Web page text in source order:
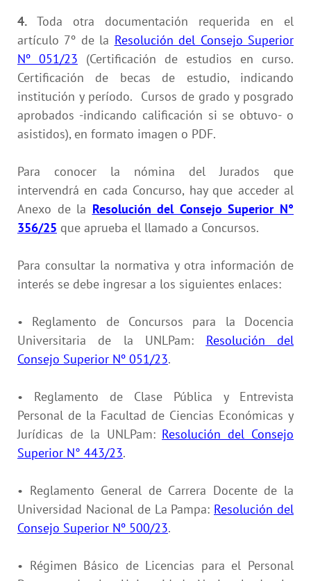
4. Toda otra documentación requerida en el
artículo 7º de la Resolución del Consejo Superior
Nº 051/23 (Certificación de estudios en curso.
Certificación de becas de estudio, indicando
institución y período. Cursos de grado y posgrado
aprobados -indicando calificación si se obtuvo- o
asistidos), en formato imagen o PDF.
Para conocer la nómina del Jurados que
intervendrá en cada Concurso, hay que acceder al
Anexo de la Resolución del Consejo Superior N°
356/25 que aprueba el llamado a Concursos.
Para consultar la normativa y otra información de
interés se debe ingresar a los siguientes enlaces:
• Reglamento de Concursos para la Docencia
Universitaria de la UNLPam: Resolución del
Consejo Superior Nº 051/23.
• Reglamento de Clase Pública y Entrevista
Personal de la Facultad de Ciencias Económicas y
Jurídicas de la UNLPam: Resolución del Consejo
Superior N° 443/23.
• Reglamento General de Carrera Docente de la
Universidad Nacional de La Pampa: Resolución del
Consejo Superior Nº 500/23.
• Régimen Básico de Licencias para el Personal